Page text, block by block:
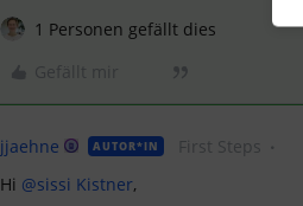
1 Personen gefällt dies
jjaehne AUTOR*IN First Steps
Hi @sissi Kistner,